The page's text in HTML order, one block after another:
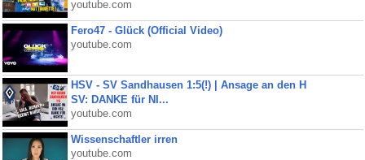
youtube.com
Fero47 - Glück (Official Video)
youtube.com
HSV - SV Sandhausen 1:5(!) | Ansage an den H
SV: DANKE für NI...
youtube.com
Wissenschaftler irren
youtube.com